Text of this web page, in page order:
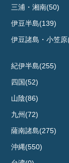
赤ブイ
HAZAMA（閂
スターライト
鹿浜
四本岩
蓬莱根沈船
三浦・湘南(50)
伊豆半島(139)
伊豆諸島・小笠
紀伊半島(255)
四国(52)
山陰(86)
九州(72)
薩南諸島(275)
沖縄(550)